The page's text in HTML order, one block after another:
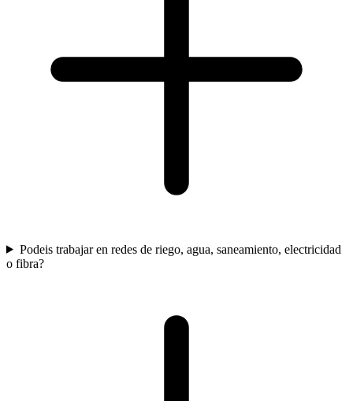
Podeis trabajar en redes de riego, agua, saneamiento, electricidad
o fibra?